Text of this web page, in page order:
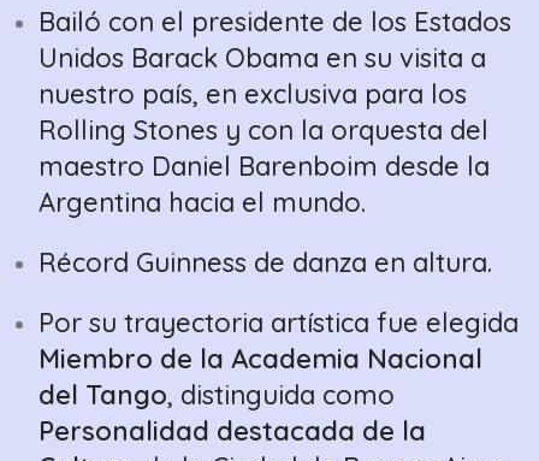
Bailó con el presidente de los Estados
Unidos Barack Obama en su visita a
nuestro país, en exclusiva para los
Rolling Stones y con la orquesta del
maestro Daniel Barenboim desde la
Argentina hacia el mundo.
Récord Guinness de danza en altura.
Por su trayectoria artística fue elegida
Miembro de la Academia Nacional
del Tango, distinguida como
Personalidad destacada de la